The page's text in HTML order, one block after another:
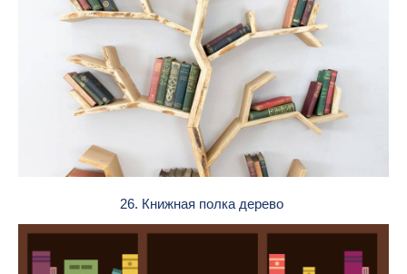
26. Книжная полка дерево